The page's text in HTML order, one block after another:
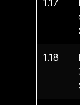
1.18